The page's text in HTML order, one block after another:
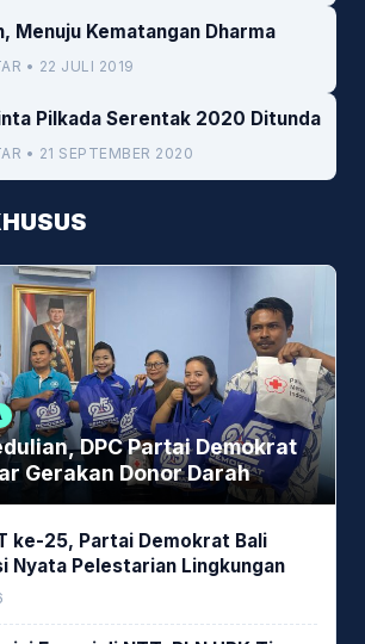
Menuju Kematangan Dharma
• 22 JULI 2019
Pilkada Serentak 2020 Ditunda
• 21 SEPTEMBER 2020
DPC Partai Demokrat
Gerakan Donor Darah
ke-25, Partai Demokrat Bali
Nyata Pelestarian Lingkungan